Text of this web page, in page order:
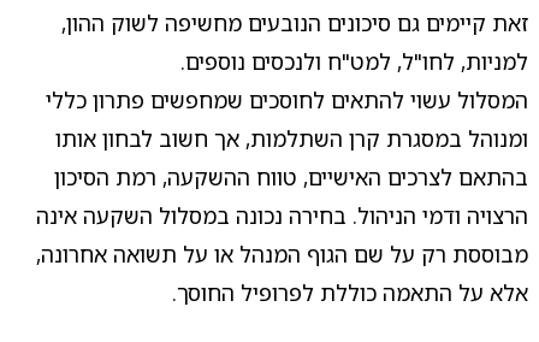
זאת קיימים גם סיכונים הנובעים מחשיפה לשוק ההון,
למניות, לחו"ל, למט"ח ולנכסים נוספים.
המסלול עשוי להתאים לחוסכים שמחפשים פתרון כללי
ומנוהל במסגרת קרן השתלמות, אך חשוב לבחון אותו
בהתאם לצרכים האישיים, טווח ההשקעה, רמת הסיכון
הרצויה ודמי הניהול. בחירה נכונה במסלול השקעה אינה
מבוססת רק על שם הגוף המנהל או על תשואה אחרונה,
אלא על התאמה כוללת לפרופיל החוסך.